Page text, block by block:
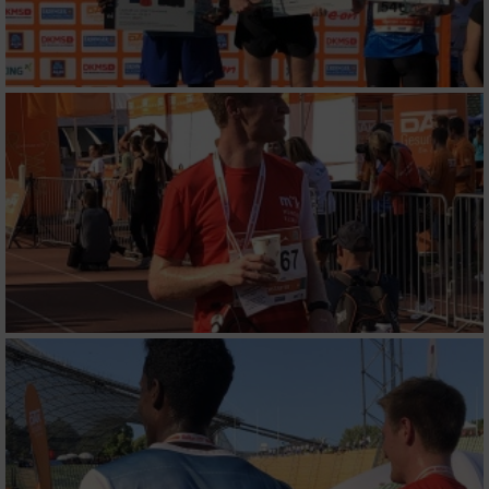
Verwendung reduzierter Daten zur Auswahl
von Werbeanzeigen
Erstellung von Profilen für personalisierte
Verwendung von Profilen zur Auswahl
personalisierter Werbung
Erstellung von Profilen zur Personalisierung
von Inhalten
Verwendung von Profilen zur Auswahl
personalisierter Inhalte
Messung der Werbeleistung
Messung der Performance von Inhalten